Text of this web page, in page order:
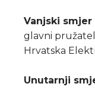
Vanjski smjer
glavni
Hrvatska
Unutarnji